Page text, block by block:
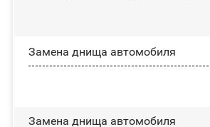
Замена днища автомобиля
Замена днища автомобиля